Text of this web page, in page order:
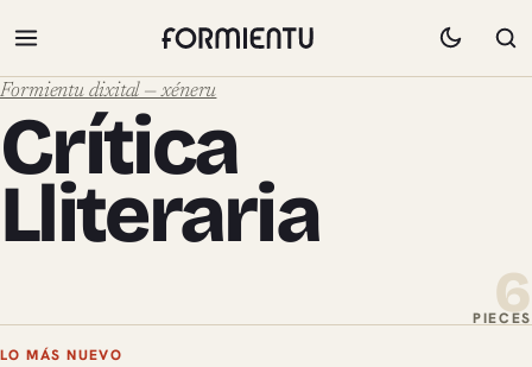
Formientu dixital — xéneru
Crítica
Lliteraria
6
PIECES
Pieces de Crítica Lliteraria
LO MÁS NUEVO